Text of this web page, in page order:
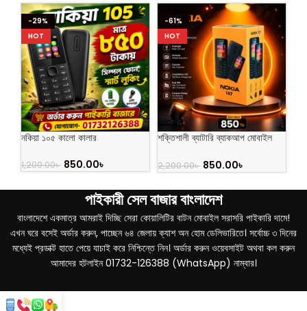
-29%
HOT
নকিয়া ১০৫ কালো কালার
1,200.00৳ 850.00৳
-61%
HOT
শক্তিশালী ব্যাটারি ব্যাকআপ মোবাইল
2,200.00৳ 850.00৳
পাইকারী সেল বাজার বাংলাদেশ
বাংলাদেশে একমাত্র আমরাই দিচ্ছি সেরা কোয়ালিটির বাটন মোবাইল সরাসরি পাইকারি দামে!
এখন ঘরে বসেই অর্ডার করুন, পাচ্ছেন ৬৪ জেলায় ক্যাশ অন হোম ডেলিভারিতে। সর্বোচ্চ ৩ দিনের
মধ্যেই প্রডাক্ট হাতে পেয়ে যাচাই করে নিশ্চিন্তে নিন। অর্ডার করুন ওয়েবসাইট অথবা কল করুন
আমাদের হটলাইন 01732-126388 (WhatsApp) নাম্বার।